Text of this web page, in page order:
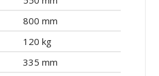
800 mm
120 kg
335 mm